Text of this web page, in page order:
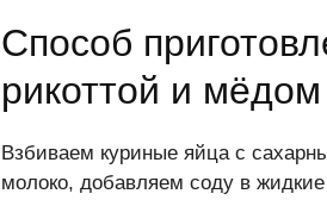
Способ
рикоттой и мёдом
Взбиваем куриные яйца с
молоко, добавляем соду в